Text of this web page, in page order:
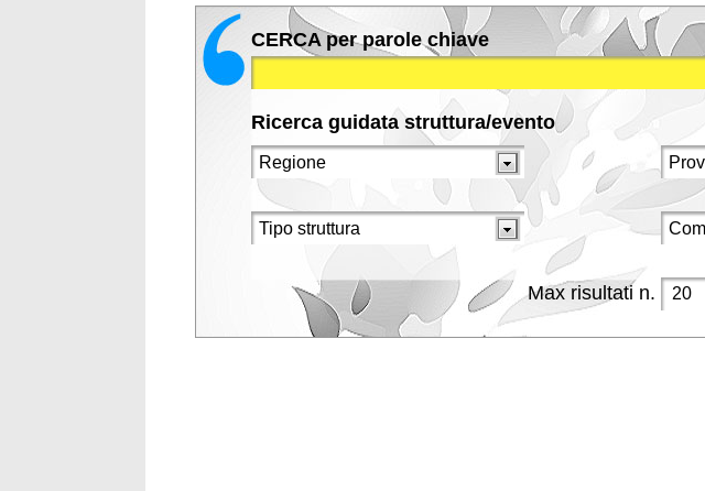
CERCA per parole chiave
Ricerca guidata struttura/evento
Max risultati n.